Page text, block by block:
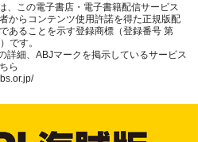
、この電子書店・電子書籍配信サービス
からコンテンツ使用許諾を得た正規版配
あることを示す登録商標（登録番号 第
です。
詳細、ABJマークを掲示しているサービス
ら